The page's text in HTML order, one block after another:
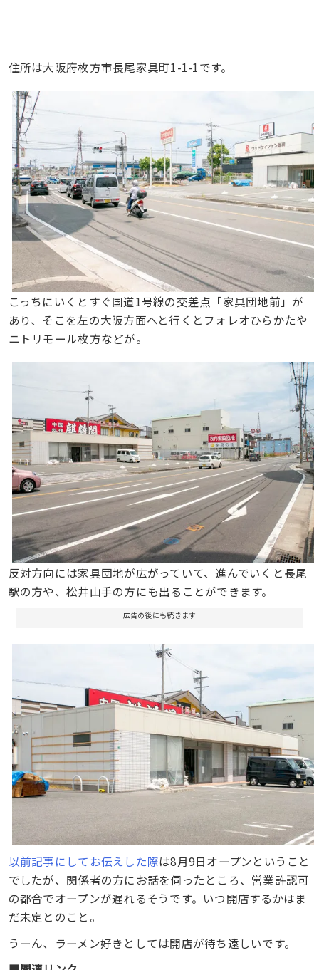
住所は大阪府枚方市長尾家具町1-1-1です。
こっちにいくとすぐ国道1号線の交差点「家具団地前」が
あり、そこを左の大阪方面へと行くとフォレオひらかたや
ニトリモール枚方などが。
反対方向には家具団地が広がっていて、進んでいくと長尾
駅の方や、松井山手の方にも出ることができます。
広告の後にも続きます
以前記事にしてお伝えした際は8月9日オープンということ
でしたが、関係者の方にお話を伺ったところ、営業許認可
の都合でオープンが遅れるそうです。いつ開店するかはま
だ未定とのこと。
うーん、ラーメン好きとしては開店が待ち遠しいです。